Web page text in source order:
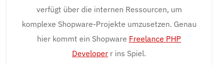
verfügt über die internen Ressourcen, um
komplexe Shopware-Projekte umzusetzen. Genau
hier kommt ein Shopware Freelance PHP
Developer r ins Spiel.